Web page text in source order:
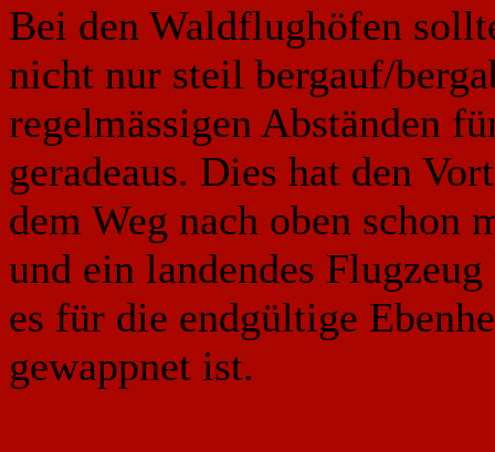
Bei den Waldflughöfen
nicht nur steil bergauf/
regelmässigen Abständen
geradeaus. Dies hat den
dem Weg nach oben schon
und ein landendes
es für die endgültige
gewappnet ist.